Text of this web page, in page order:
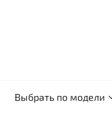
Выбрать по модели